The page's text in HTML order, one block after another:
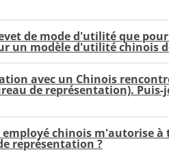
de mode d'utilité que
un modèle d'utilité chinois
avec un Chinois
de représentation).
chinois m'autorise
représentation ?